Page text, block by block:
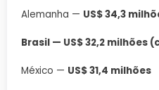
Alemanha — US$ 34,3
Brasil — US$ 32,2 milhões
México — US$ 31,4 milhões